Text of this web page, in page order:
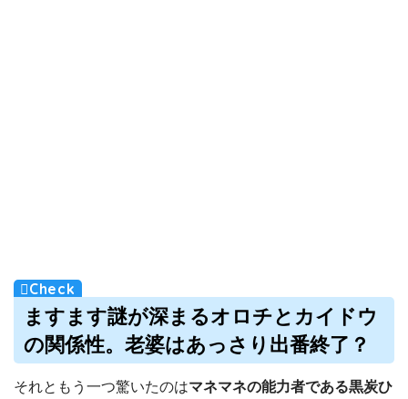
ますます謎が深まるオロチとカイドウ
の関係性。老婆はあっさり出番終了？
それともう一つ驚いたのはマネマネの能力者である黒炭ひ